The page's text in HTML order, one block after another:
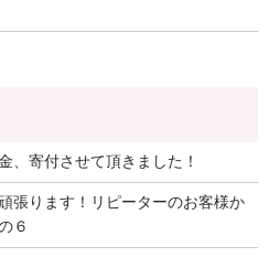
、寄付させて頂きました！
張ります！リピーターのお客様か
６